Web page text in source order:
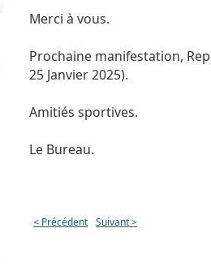
Merci à vous.
Prochaine manifestation,
25 Janvier 2025).
Amitiés sportives.
Le Bureau.
< Précédent Suivant >